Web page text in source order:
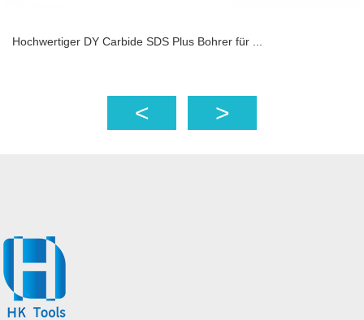
Hochwertiger DY Carbide SDS Plus Bohrer für ...